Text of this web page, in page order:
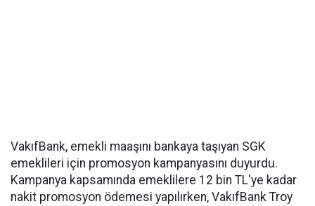
VakıfBank, emekli maaşını bankaya taşıyan SGK
emeklileri için promosyon kampanyasını duyurdu.
Kampanya kapsamında emeklilere 12 bin TL'ye kadar
nakit promosyon ödemesi yapılırken, VakıfBank Troy